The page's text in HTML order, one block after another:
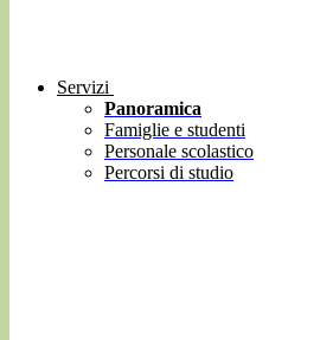
Servizi
Panoramica
Famiglie e studenti
Personale scolastico
Percorsi di studio